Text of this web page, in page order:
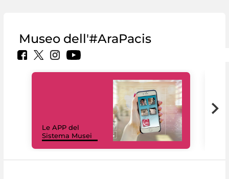
Museo dell'#AraPacis
Le APP del
Sistema Musei